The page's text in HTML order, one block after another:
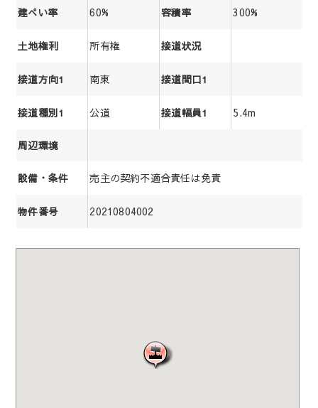
建ぺい率 60% 容積率 300%
土地権利 所有権 接道状況
接道方向1 南東 接道間口1
接道種別1 公道 接道幅員1 5.4m
周辺環境
設備・条件 売主の契約不適合責任は免責
物件番号 20210804002